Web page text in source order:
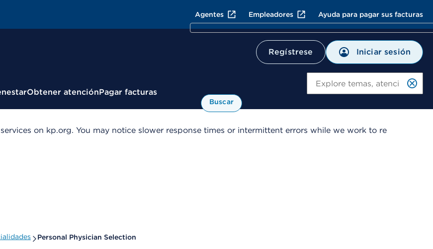
Agentes Empleadores Ayuda para pagar sus facturas
Regístrese Iniciar sesión
Obtener atenciónPagar facturas
Buscar
on kp.org. You may notice slower response times or intermittent errors while we work to re
Personal Physician Selection